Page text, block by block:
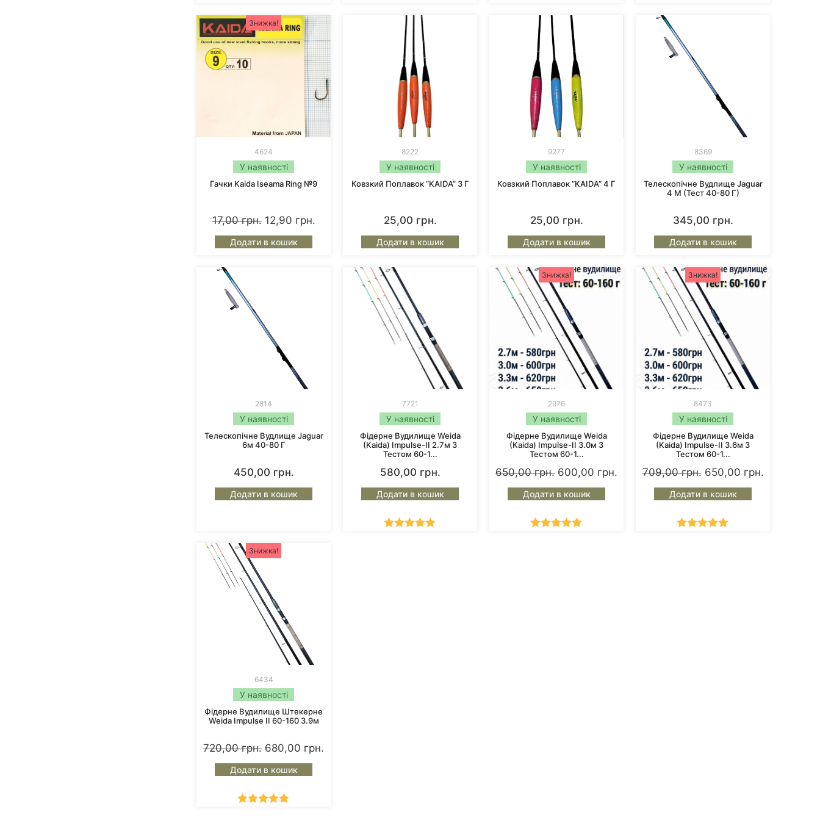
– це бренд, з якого почалася історія доступних і якісних снастей в Україні. Сьогодні його вибирають тисячі рибалок, і кожен з них
знає: якщо вирішив купитиKaida, значить зробив вибір на користь надійності і якості.
Хочете комфортного риболовлі та зручного відпочинку? Тоді час купити товари від бренду
Kaida
– і кожна риболовля буде приносити
тільки радість і хороший улов.
Знижка!
4624
У наявності
Гачки Kaida Iseama Ring №9
17,00грн. 12,90 грн.
Додати в кошик
8222
У наявності
Ковзкий Поплавок “KAIDA” 3 Г
25,00 грн.
Додати в кошик
9277
У наявності
Ковзкий Поплавок “KAIDA” 4 Г
25,00 грн.
Додати в кошик
8369
У наявності
Телескопічне Вудлище Jaguar
4 М (тест 40-80 Г)
345,00 грн.
Додати в кошик
2814
У наявності
Телескопічне Вудлище Jaguar
6м 40-80 Г
450,00 грн.
Додати в кошик
7721
У наявності
Фідерне Вудилище Weida
(Kaida) Impulse-II 2.7м З
Тестом 60-1...
580,00 грн.
Додати в кошик
Знижка!
2976
У наявності
Фідерне Вудилище Weida
(Kaida) Impulse-II 3.0м З
Тестом 60-1...
650,00грн. 600,00 грн.
Додати в кошик
Знижка!
8473
У наявності
Фідерне Вудилище Weida
(Kaida) Impulse-II 3.6м З
Тестом 60-1...
709,00грн. 650,00 грн.
Додати в кошик
Знижка!
6434
У наявності
Фідерне Вудилище Штекерне
Weida Impulse II 60-160 3.9м
720,00грн. 680,00 грн.
Додати в кошик